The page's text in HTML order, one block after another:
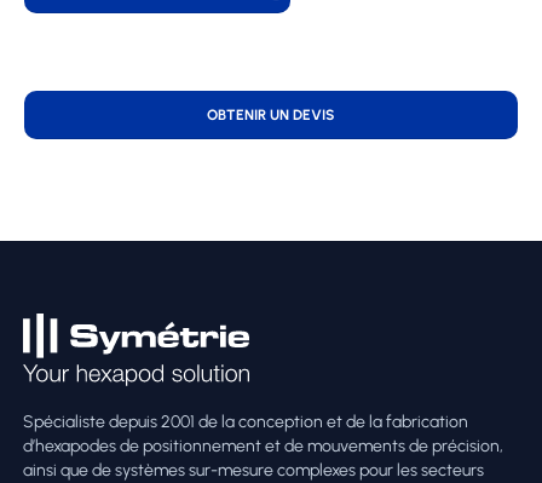
OBTENIR UN DEVIS
Spécialiste depuis 2001 de la conception et de la fabrication
d’hexapodes de positionnement et de mouvements de précision,
ainsi que de systèmes sur-mesure complexes pour les secteurs